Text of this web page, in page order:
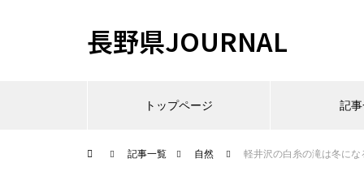
長野県JOURNAL
トップページ 記
記事一覧 自然 軽井沢の白糸の滝は冬に